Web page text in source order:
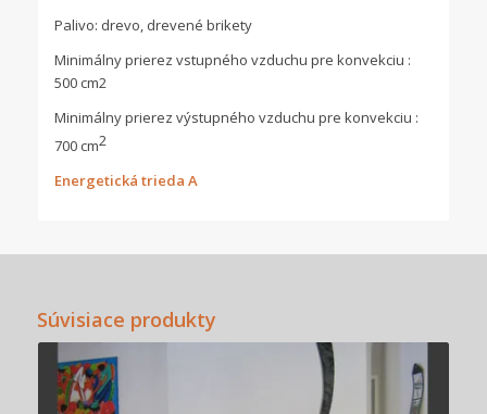
Palivo: drevo, drevené brikety
Minimálny prierez vstupného vzduchu pre konvekciu :
500 cm2
Minimálny prierez výstupného vzduchu pre konvekciu :
700 cm2
Energetická trieda A
Súvisiace produkty